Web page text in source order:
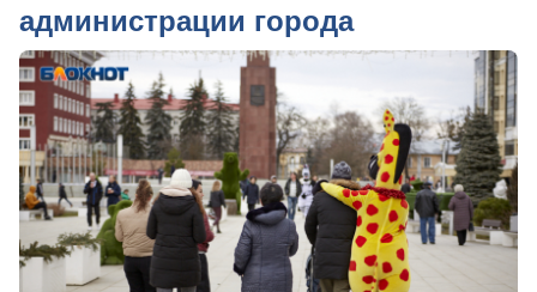
администрации города